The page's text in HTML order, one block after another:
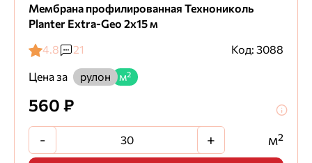
Мембрана профилированная Технониколь
Planter Extra-Geo 2х15 м
4.8
21
Код: 3088
Цена за
рулон м²
560 ₽
- + м²